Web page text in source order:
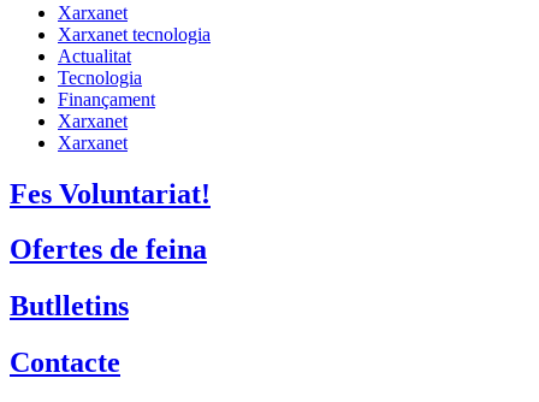
Xarxanet
Xarxanet tecnologia
Actualitat
Tecnologia
Finançament
Xarxanet
Xarxanet
Fes Voluntariat!
Ofertes de feina
Butlletins
Contacte